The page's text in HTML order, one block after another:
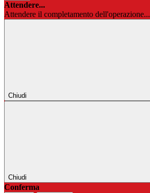
Attendere...
Attendere il completamento dell'operazione...
Chiudi
Chiudi
Conferma